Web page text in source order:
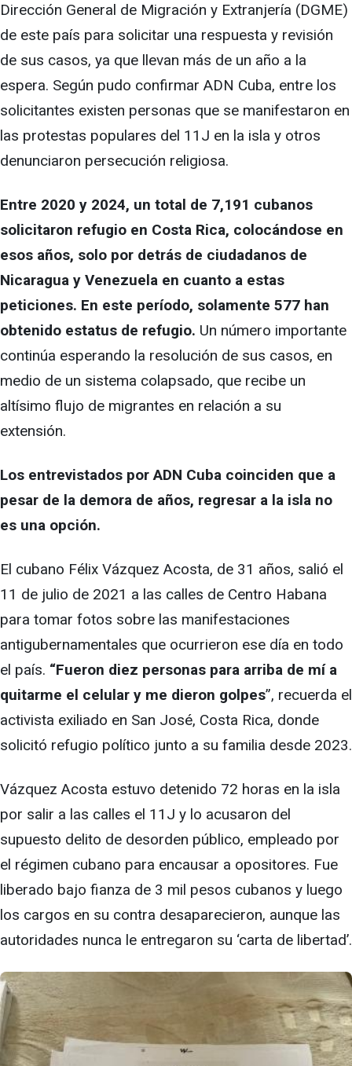
Dirección General de Migración y Extranjería (DGME)
de este país para solicitar una respuesta y revisión
de sus casos, ya que llevan más de un año a la
espera. Según pudo confirmar ADN Cuba, entre los
solicitantes existen personas que se manifestaron en
las protestas populares del 11J en la isla y otros
denunciaron persecución religiosa.
Entre 2020 y 2024, un total de 7,191 cubanos
solicitaron refugio en Costa Rica, colocándose en
esos años, solo por detrás de ciudadanos de
Nicaragua y Venezuela en cuanto a estas
peticiones. En este período, solamente 577 han
obtenido estatus de refugio. Un número importante
continúa esperando la resolución de sus casos, en
medio de un sistema colapsado, que recibe un
altísimo flujo de migrantes en relación a su
extensión.
Los entrevistados por ADN Cuba coinciden que a
pesar de la demora de años, regresar a la isla no
es una opción.
El cubano Félix Vázquez Acosta, de 31 años, salió el
11 de julio de 2021 a las calles de Centro Habana
para tomar fotos sobre las manifestaciones
antigubernamentales que ocurrieron ese día en todo
el país. “Fueron diez personas para arriba de mí a
quitarme el celular y me dieron golpes”, recuerda el
activista exiliado en San José, Costa Rica, donde
solicitó refugio político junto a su familia desde 2023.
Vázquez Acosta estuvo detenido 72 horas en la isla
por salir a las calles el 11J y lo acusaron del
supuesto delito de desorden público, empleado por
el régimen cubano para encausar a opositores. Fue
liberado bajo fianza de 3 mil pesos cubanos y luego
los cargos en su contra desaparecieron, aunque las
autoridades nunca le entregaron su ‘carta de libertad’.